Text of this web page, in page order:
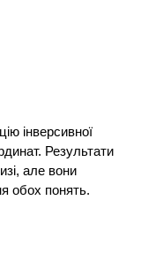
інверсивної
Результати
але вони
обох понять.